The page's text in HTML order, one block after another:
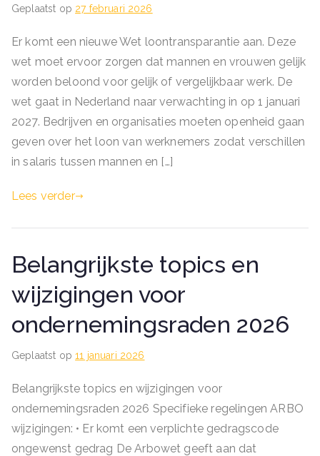
Geplaatst op 27 februari 2026
Er komt een nieuwe Wet loontransparantie aan. Deze
wet moet ervoor zorgen dat mannen en vrouwen gelijk
worden beloond voor gelijk of vergelijkbaar werk. De
wet gaat in Nederland naar verwachting in op 1 januari
2027. Bedrijven en organisaties moeten openheid gaan
geven over het loon van werknemers zodat verschillen
in salaris tussen mannen en […]
Lees verder
Belangrijkste topics en
wijzigingen voor
ondernemingsraden 2026
Geplaatst op11 januari 2026
Belangrijkste topics en wijzigingen voor
ondernemingsraden 2026 Specifieke regelingen ARBO
wijzigingen: • Er komt een verplichte gedragscode
ongewenst gedrag De Arbowet geeft aan dat